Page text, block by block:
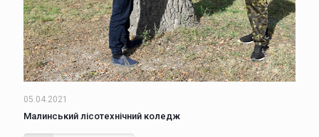
05.04.2021
Малинський лісотехнічний коледж